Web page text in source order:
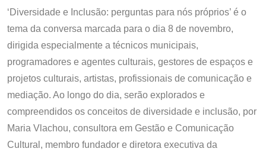
‘Diversidade e Inclusão: perguntas para nós próprios’ é o
tema da conversa marcada para o dia 8 de novembro,
dirigida especialmente a técnicos municipais,
programadores e agentes culturais, gestores de espaços e
projetos culturais, artistas, profissionais de comunicação e
mediação. Ao longo do dia, serão explorados e
compreendidos os conceitos de diversidade e inclusão, por
Maria Vlachou, consultora em Gestão e Comunicação
Cultural, membro fundador e diretora executiva da